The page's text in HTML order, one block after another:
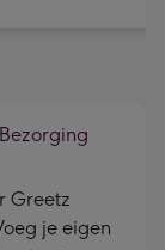
Bezorging
Greetz
je eigen